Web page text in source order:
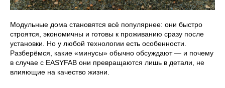
Модульные дома становятся всё популярнее: они быстро
строятся, экономичны и готовы к проживанию сразу после
установки. Но у любой технологии есть особенности.
Разберёмся, какие «минусы» обычно обсуждают — и почему
в случае с EASYFAB они превращаются лишь в детали, не
влияющие на качество жизни.